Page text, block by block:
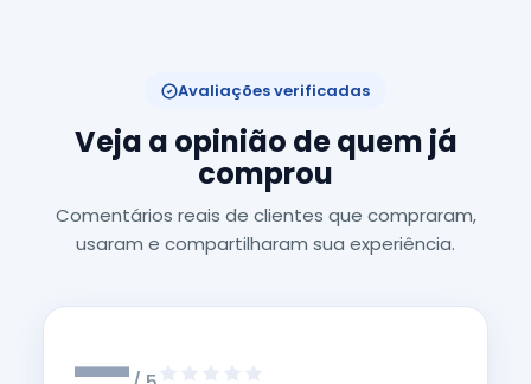
Avaliações verificadas
Veja a opinião de quem já
comprou
Comentários reais de clientes que compraram,
usaram e compartilharam sua experiência.